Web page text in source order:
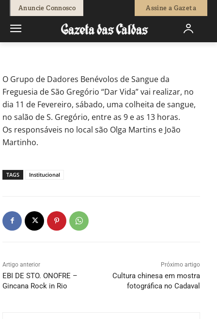
Anuncie Connosco Assine a Gazeta
Redação - 10 de Fevereiro, 2012 694 0
O Grupo de Dadores Benévolos de Sangue da
Freguesia de São Gregório “Dar Vida” vai realizar, no
dia 11 de Fevereiro, sábado, uma colheita de sangue,
no salão de S. Gregório, entre as 9 e as 13 horas.
Os responsáveis no local são Olga Martins e João
Martinho.
TAGS Institucional
Artigo anterior
EBI DE STO. ONOFRE –
Gincana Rock in Rio
Próximo artigo
Cultura chinesa em mostra
fotográfica no Cadaval